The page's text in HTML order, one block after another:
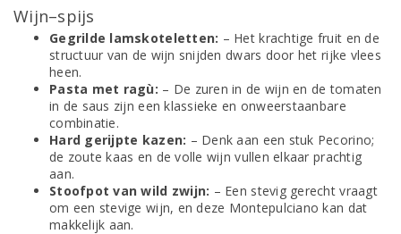
Wijn–spijs
Gegrilde lamskoteletten: – Het krachtige fruit en de
structuur van de wijn snijden dwars door het rijke vlees
heen.
Pasta met ragù: – De zuren in de wijn en de tomaten
in de saus zijn een klassieke en onweerstaanbare
combinatie.
Hard gerijpte kazen: – Denk aan een stuk Pecorino;
de zoute kaas en de volle wijn vullen elkaar prachtig
aan.
Stoofpot van wild zwijn: – Een stevig gerecht vraagt
om een stevige wijn, en deze Montepulciano kan dat
makkelijk aan.